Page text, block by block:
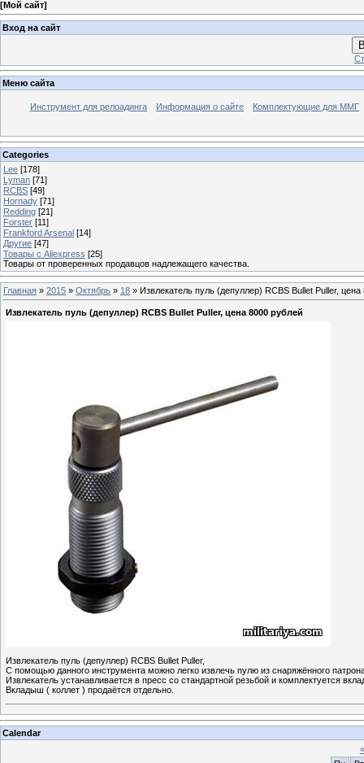
[Мой сайт]
Вход на сайт
Меню сайта
Инструмент для релоадинга Информация о сайте Комплектующие для ММГ
Categories
Lee [178]
Lyman [71]
RCBS [49]
Hornady [71]
Redding [21]
Forster [11]
Frankford Arsenal [14]
Другие [47]
Товары с Aliexpress [25]
Товары от проверенных продавцов надлежащего качества.
Главная » 2015 » Октябрь » 18 » Извлекатель пуль (депуллер) RCBS Bullet Puller, цена
Извлекатель пуль (депуллер) RCBS Bullet Puller, цена 8000 рублей
Извлекатель пуль (депуллер) RCBS Bullet Puller,
С помощью данного инструмента можно легко извлечь пулю из снаряжённого
Извлекатель устанавливается в пресс со стандартной резьбой и комплектуется
Вкладыш ( коллет ) продаётся отдельно.
Calendar
«